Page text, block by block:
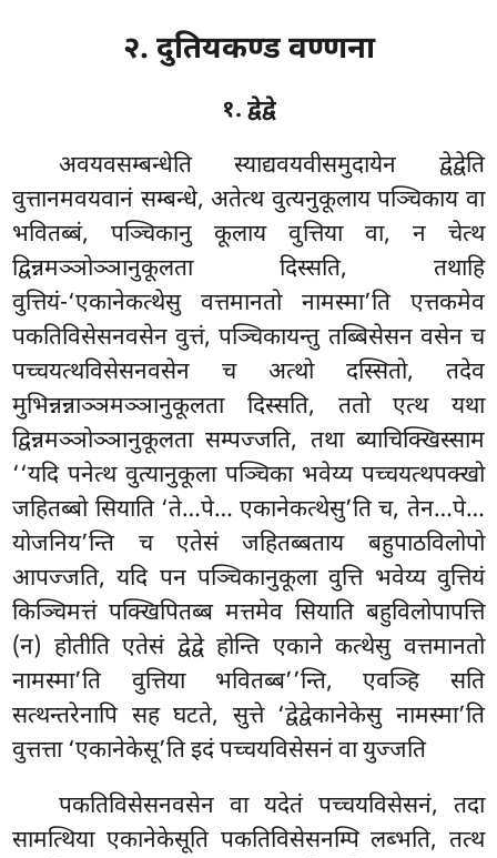
२. दुतियकण्ड वण्णना
१. द्वेद्वे
अवयवसम्बन्धेति स्याद्यवयवीसमुदायेन द्वेद्वेति
वुत्तानमवयवानं सम्बन्धे, अतेत्थ वुत्यनुकूलाय पञ्चिकाय वा
भवितब्बं, पञ्चिकानु कूलाय वुत्तिया वा, न चेत्थ
द्विन्नमञ्ञोञ्ञानुकूलता दिस्सति, तथाहि
वुत्तियं-‘एकानेकत्थेसु वत्तमानतो नामस्मा’ति एत्तकमेव
पकतिविसेसनवसेन वुत्तं, पञ्चिकायन्तु तब्बिसेसन वसेन च
पच्चयत्थविसेसनवसेन च अत्थो दस्सितो, तदेव
मुभिन्नन्नाञ्ञमञ्ञानुकूलता दिस्सति, ततो एत्थ यथा
द्विन्नमञ्ञोञ्ञानुकूलता सम्पज्जति, तथा ब्याचिक्खिस्साम
‘‘यदि पनेत्थ वुत्यानुकूला पञ्चिका भवेय्य पच्चयत्थपक्खो
जहितब्बो सियाति ‘ते…पे… एकानेकत्थेसु’ति च, तेन…पे…
योजनिय’न्ति च एतेसं जहितब्बताय बहुपाठविलोपो
आपज्जति, यदि पन पञ्चिकानुकूला वुत्ति भवेय्य वुत्तियं
किञ्चिमत्तं पक्खिपितब्ब मत्तमेव सियाति बहुविलोपापत्ति
(न) होतीति एतेसं द्वेद्वे होन्ति एकाने कत्थेसु वत्तमानतो
नामस्मा’ति वुत्तिया भवितब्ब’’न्ति, एवञ्हि सति
सत्थन्तरेनापि सह घटते, सुत्ते ‘द्वेद्वेकानेकेसु नामस्मा’ति
वुत्तत्ता ‘एकानेकेसू’ति इदं पच्चयविसेसनं वा युज्जति
पकतिविसेसनवसेन वा यदेतं पच्चयविसेसनं, तदा
सामत्थिया एकानेकेसूति पकतिविसेसनम्पि लब्भति, तत्थ